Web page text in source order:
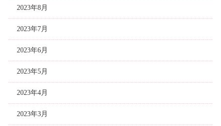
2023年8月
2023年7月
2023年6月
2023年5月
2023年4月
2023年3月